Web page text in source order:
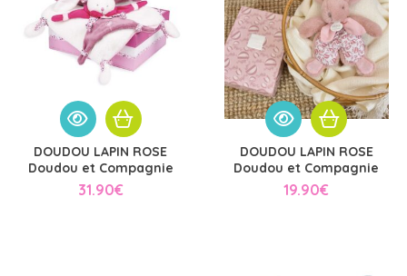
DOUDOU LAPIN ROSE
Doudou et Compagnie
31.90€
DOUDOU LAPIN ROSE
Doudou et Compagnie
19.90€